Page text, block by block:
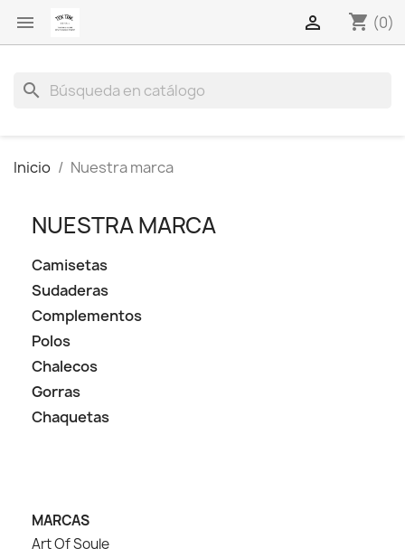
 shopping_cart (0)

search
Inicio Nuestra marca
NUESTRA MARCA
Camisetas
Sudaderas
Complementos
Polos
Chalecos
Gorras
Chaquetas
MARCAS
Art Of Soule